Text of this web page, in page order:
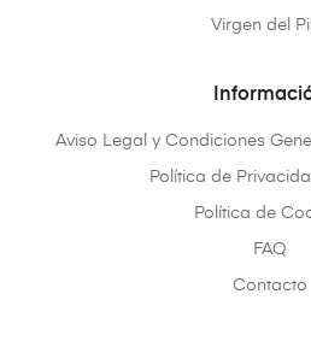
Virgen del
Aviso Legal y Condiciones
Política de
Política de
FAQ
Contacto